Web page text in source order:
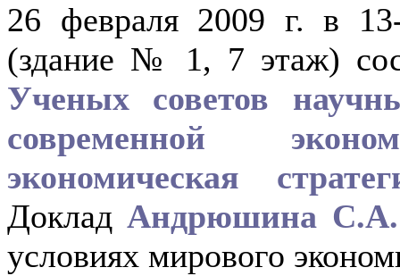
26 февраля 2009 г. в
(здание № 1, 7 этаж)
Ученых советов
современной
экономическая
ДокладАндрюшина С.А.
условиях мирового